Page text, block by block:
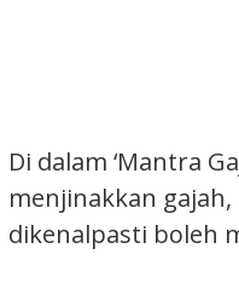
Di dalam ‘Mantra
menjinakkan
dikenalpasti boleh